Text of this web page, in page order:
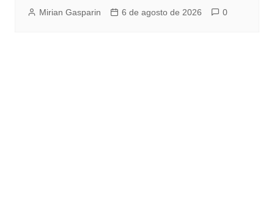
Mirian Gasparin 6 de agosto de 2026 0